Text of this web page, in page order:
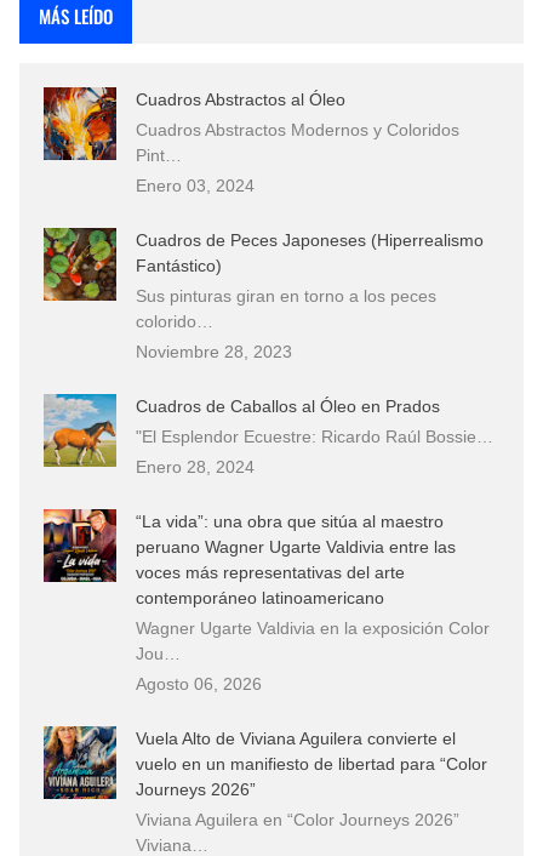
MÁS LEÍDO
Cuadros Abstractos al Óleo
Cuadros Abstractos Modernos y Coloridos
Pint…
Enero 03, 2024
Cuadros de Peces Japoneses (Hiperrealismo
Fantástico)
Sus pinturas giran en torno a los peces
colorido…
Noviembre 28, 2023
Cuadros de Caballos al Óleo en Prados
"El Esplendor Ecuestre: Ricardo Raúl Bossie…
Enero 28, 2024
“La vida”: una obra que sitúa al maestro
peruano Wagner Ugarte Valdivia entre las
voces más representativas del arte
contemporáneo latinoamericano
Wagner Ugarte Valdivia en la exposición Color
Jou…
Agosto 06, 2026
Vuela Alto de Viviana Aguilera convierte el
vuelo en un manifiesto de libertad para “Color
Journeys 2026”
Viviana Aguilera en “Color Journeys 2026”
Viviana…